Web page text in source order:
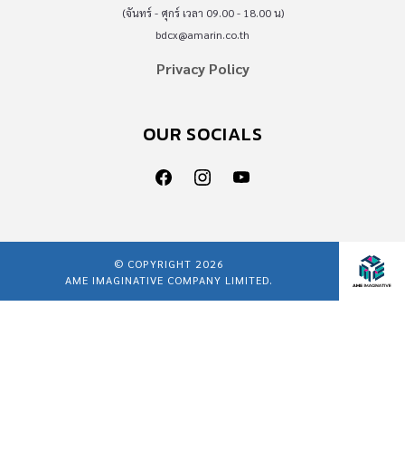
(จันทร์ - ศุกร์ เวลา 09.00 - 18.00 น)
bdcx@amarin.co.th
Privacy Policy
OUR SOCIALS
© COPYRIGHT 2026
AME IMAGINATIVE COMPANY LIMITED.